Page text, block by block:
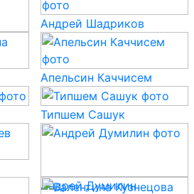
Андрей Шадриков
Апельсин Каччисем
Типшем Сашук
Андрей Думилин